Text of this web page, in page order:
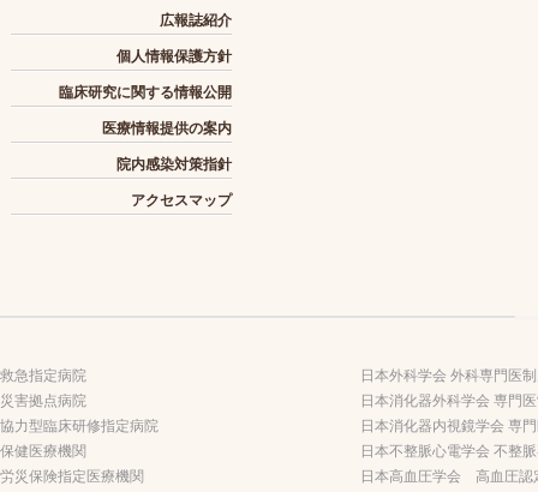
広報誌紹介
個人情報保護方針
臨床研究に関する情報公開
医療情報提供の案内
院内感染対策指針
アクセスマップ
救急指定病院
災害拠点病院
協力型臨床研修指定病院
保健医療機関
労災保険指定医療機関
日本外科学会 外科専門医
日本消化器外科学会 専門
日本消化器内視鏡学会 専
日本不整脈心電学会 不整
日本高血圧学会 高血圧認